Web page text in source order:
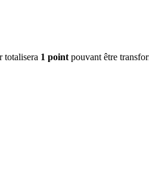
totalisera 1 point pouvant être